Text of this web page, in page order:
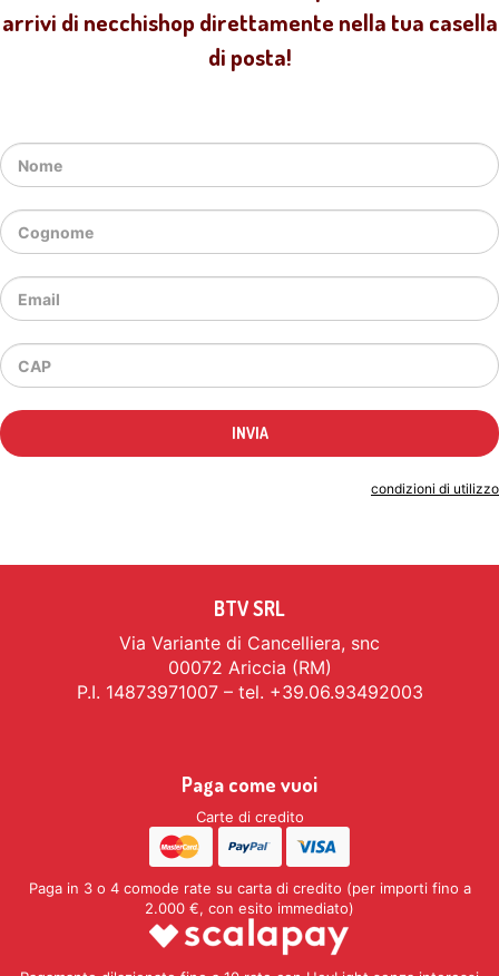
arrivi di necchishop direttamente nella tua casella
di posta!
condizioni di utilizzo
BTV SRL
Via Variante di Cancelliera, snc
00072 Ariccia (RM)
P.I. 14873971007 – tel. +39.06.93492003
Paga come vuoi
Carte di credito
Paga in 3 o 4 comode rate su carta di credito (per importi fino a
2.000 €, con esito immediato)